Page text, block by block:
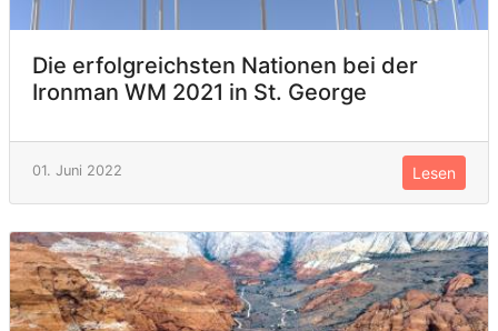
Die erfolgreichsten Nationen bei der
Ironman WM 2021 in St. George
01. Juni 2022 Lesen